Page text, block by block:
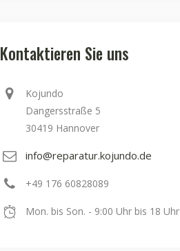
Kontaktieren Sie uns
Kojundo
Dangersstraße 5
30419 Hannover
info@reparatur.kojundo.de
+49 176 60828089
Mon. bis Son. - 9:00 Uhr bis 18 Uhr